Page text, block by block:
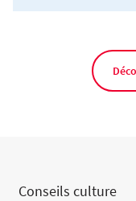
Conseils culture